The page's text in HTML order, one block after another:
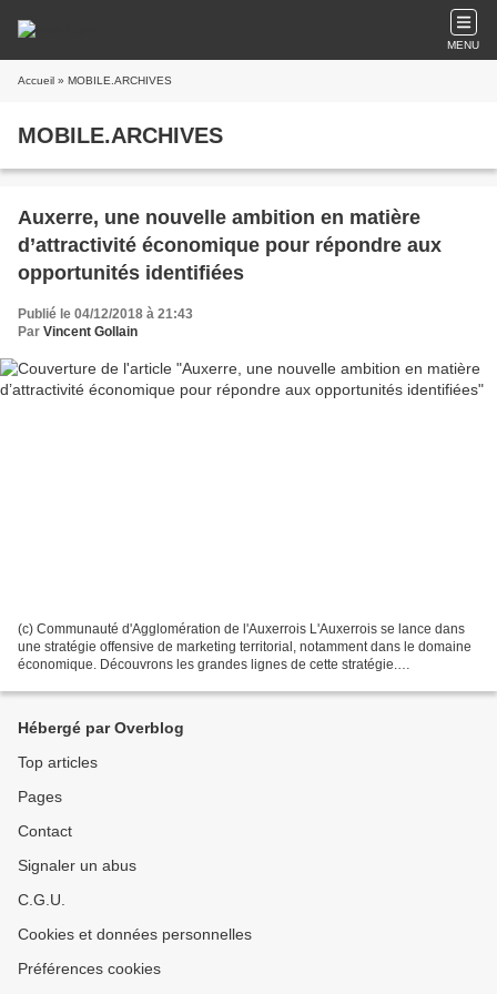
MENU
Accueil » MOBILE.ARCHIVES
MOBILE.ARCHIVES
Auxerre, une nouvelle ambition en matière
d’attractivité économique pour répondre aux
opportunités identifiées
Publié le 04/12/2018 à 21:43
Par Vincent Gollain
(c) Communauté d'Agglomération de l'Auxerrois L'Auxerrois se lance dans
une stratégie offensive de marketing territorial, notamment dans le domaine
économique. Découvrons les grandes lignes de cette stratégie.
Hébergé par Overblog
Top articles
Pages
Contact
Signaler un abus
C.G.U.
Cookies et données personnelles
Préférences cookies